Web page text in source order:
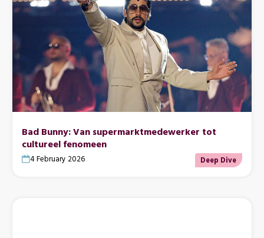
Bad Bunny: Van supermarktmedewerker tot
cultureel fenomeen
4 February 2026 Deep Dive